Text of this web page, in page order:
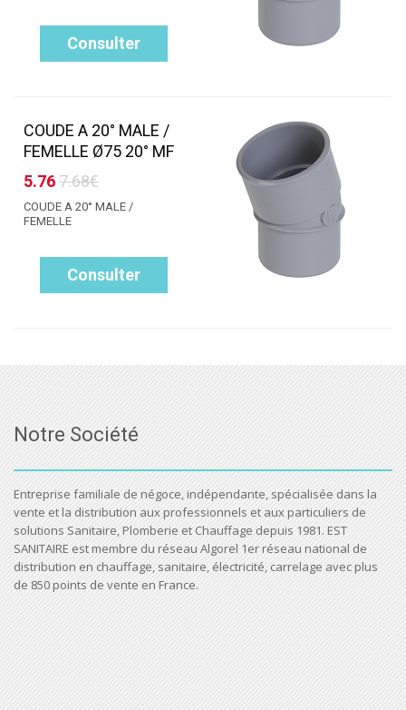
Consulter
COUDE A 20° MALE /
FEMELLE Ø75 20° MF
5.767.68€
COUDE A 20° MALE /
FEMELLE
Consulter
Notre Société
Entreprise familiale de négoce, indépendante, spécialisée dans la
vente et la distribution aux professionnels et aux particuliers de
solutions Sanitaire, Plomberie et Chauffage depuis 1981. EST
SANITAIRE est membre du réseau Algorel 1er réseau national de
distribution en chauffage, sanitaire, électricité, carrelage avec plus
de 850 points de vente en France.